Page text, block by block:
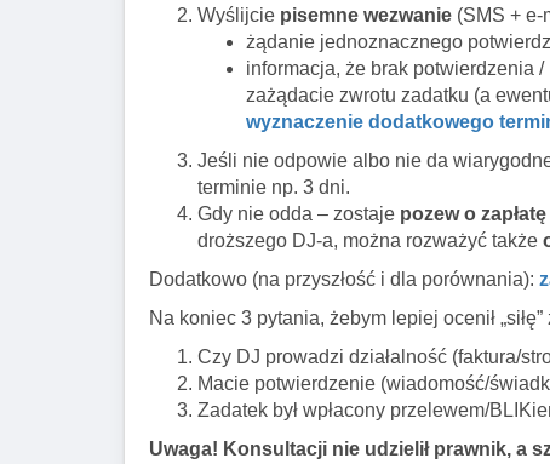
Wyślijcie pisemne wezwanie (SMS +
żądanie jednoznacznego
informacja, że brak potwierdzenia
zażądacie zwrotu zadatku (a
wyznaczenie dodatkowego
Jeśli nie odpowie albo nie da
terminie np. 3 dni.
Gdy nie odda – zostaje pozew o zapłatę
droższego DJ-a, można rozważyć także
Dodatkowo (na przyszłość i dla porównania):
Na koniec 3 pytania, żebym lepiej ocenił
Czy DJ prowadzi działalność (faktura/
Macie potwierdzenie (wiadomość/
Zadatek był wpłacony przelewem/
Uwaga! Konsultacji nie udzielił prawnik, a